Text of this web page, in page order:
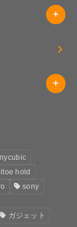
hold
sony
ガジェット